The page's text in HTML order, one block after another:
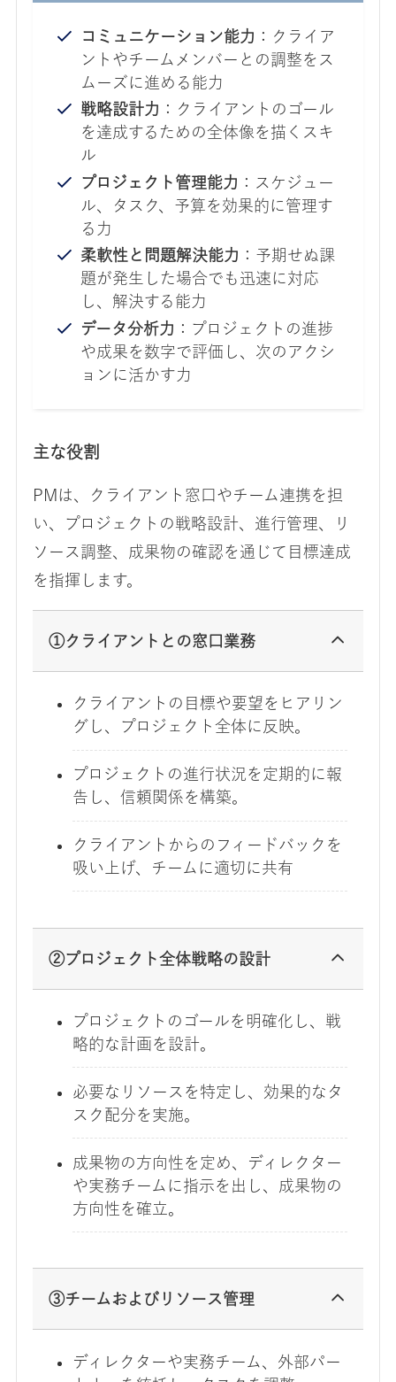
コミュニケーション能力 ：クライア
ントやチームメンバーとの調整をス
ムーズに進める能力
戦略設計力 ：クライアントのゴール
を達成するための全体像を描くスキ
ル
プロジェクト管理能力 ：スケジュー
ル、タスク、予算を効果的に管理す
る力
柔軟性と問題解決能力 ：予期せぬ課
題が発生した場合でも迅速に対応
し、解決する能力
データ分析力 ：プロジェクトの進捗
や成果を数字で評価し、次のアクシ
ョンに活かす力
主な役割
PMは、クライアント窓口やチーム連携を担
い、プロジェクトの戦略設計、進行管理、リ
ソース調整、成果物の確認を通じて目標達成
を指揮します。
①クライアントとの窓口業務
クライアントの目標や要望をヒアリン
グし、プロジェクト全体に反映。
プロジェクトの進行状況を定期的に報
告し、信頼関係を構築。
クライアントからのフィードバックを
吸い上げ、チームに適切に共有
②プロジェクト全体戦略の設計
プロジェクトのゴールを明確化し、戦
略的な計画を設計。
必要なリソースを特定し、効果的なタ
スク配分を実施。
成果物の方向性を定め、ディレクター
や実務チームに指示を出し、成果物の
方向性を確立。
③チームおよびリソース管理
ディレクターや実務チーム、外部パー